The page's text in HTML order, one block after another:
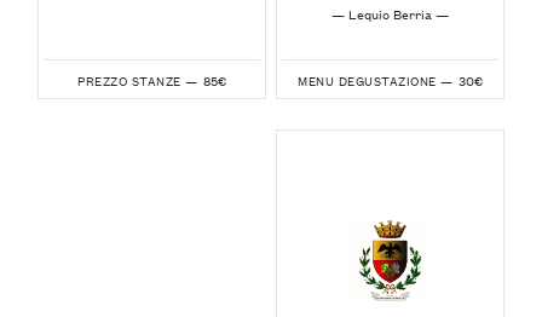
PREZZO STANZE — 85€
— Lequio Berria —
MENU DEGUSTAZIONE — 30€